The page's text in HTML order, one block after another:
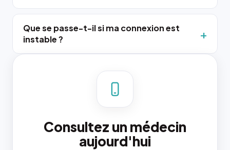
Que se passe-t-il si ma connexion est
instable ?
Consultez un médecin
aujourd'hui